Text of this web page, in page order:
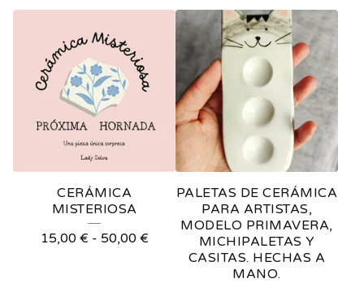
CERÁMICA
MISTERIOSA
15,00 € - 50,00 €
PALETAS DE CERÁMICA
PARA ARTISTAS,
MODELO PRIMAVERA,
MICHIPALETAS Y
CASITAS. HECHAS A
MANO.